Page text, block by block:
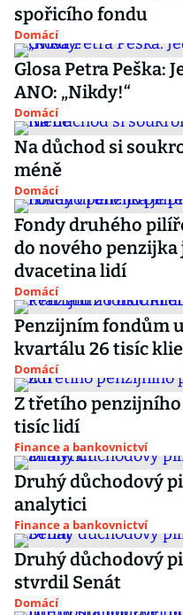
spořicího fondu
Domácí
Glosa Petra Peška:
ANO: „Nikdy!“
Domácí
Na důchod si
méně
Domácí
Fondy druhého
do nového penzijka
dvacetina lidí
Domácí
Penzijním fondům
kvartálu 26 tisíc
Domácí
Z třetího
tisíc lidí
Finance a bankovnictví
Druhý důchodový
analytici
Finance a bankovnictví
Druhý důchodový
stvrdil Senát
Domácí